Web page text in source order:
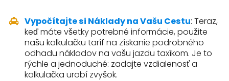
Vypočítajte si Náklady na Vašu Cestu: Teraz,
keď máte všetky potrebné informácie, použite
našu kalkulačku taríf na získanie podrobného
odhadu nákladov na vašu jazdu taxíkom. Je to
rýchle a jednoduché: zadajte vzdialenosť a
kalkulačka urobí zvyšok.